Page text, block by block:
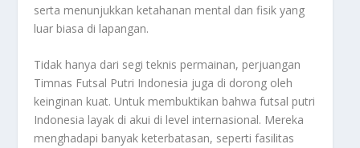
serta menunjukkan ketahanan mental dan fisik yang
luar biasa di lapangan.
Tidak hanya dari segi teknis permainan, perjuangan
Timnas Futsal Putri Indonesia juga di dorong oleh
keinginan kuat. Untuk membuktikan bahwa futsal putri
Indonesia layak di akui di level internasional. Mereka
menghadapi banyak keterbatasan, seperti fasilitas